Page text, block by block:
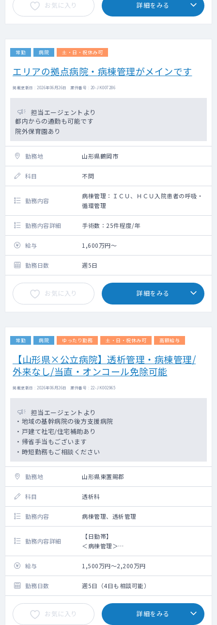
・庄内/最上/置賜エリアの遠方地によっては
前泊を伴う勤務の可能性があります。
お気に入り 詳細をみる
常勤 病院 土・日・祝休み可
エリアの拠点病院・病棟管理がメインです
掲載更新日 : 2026年06月26日 案件番号 : 20-JK007286
担当エージェントより
都内からの通勤も可能です
院外保育園あり
勤務地 山形県鶴岡市
科目 不問
勤務内容
病棟管理：ＩＣＵ、ＨＣＵ入院患者の呼吸・
循環管理
勤務内容詳細 手術数：25件程度/年
給与 1,600万円～
勤務日数 週5日
お気に入り 詳細をみる
常勤 病院 ゆったり勤務 土・日・祝休み可 高額給与
【山形県×公立病院】透析管理・病棟管理/
外来なし/当直・オンコール免除可能
掲載更新日 : 2026年06月26日 案件番号 : 22-JK002965
担当エージェントより
・地域の基幹病院の後方支援病院
・戸建て社宅/住宅補助あり
・帰省手当もございます
・時短勤務もご相談ください
勤務地 山形県東置賜郡
科目 透析科
勤務内容 病棟管理、透析管理
勤務内容詳細
【日勤帯】
＜病棟管理＞
→担当病床：一般病棟、療養病棟
→患者数 ：20名程度
→対応疾患：慢性疾患、生活習慣病疾患など
→夜間看取り：当直医が対応
＜透析管理＞
→担当コマ数：応相談
→透析ベッド：19床
給与 1,500万円～2,200万円
勤務日数 週5日（4日も相談可能）
お気に入り 詳細をみる